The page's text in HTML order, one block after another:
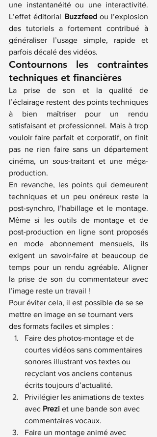
une instantanéité ou une interactivité.
L’effet éditorial Buzzfeed ou l’explosion
des tutoriels a fortement contribué à
généraliser l’usage simple, rapide et
parfois décalé des vidéos.
Contournons les contraintes
techniques et financières
La prise de son et la qualité de
l’éclairage restent des points techniques
à bien maîtriser pour un rendu
satisfaisant et professionnel. Mais à trop
vouloir faire parfait et corporatif, on finit
pas ne rien faire sans un département
cinéma, un sous-traitant et une méga-
production.
En revanche, les points qui demeurent
techniques et un peu onéreux reste la
post-synchro, l’habillage et le montage.
Même si les outils de montage et de
post-production en ligne sont proposés
en mode abonnement mensuels, ils
exigent un savoir-faire et beaucoup de
temps pour un rendu agréable. Aligner
la prise de son du commentateur avec
l’image reste un travail !
Pour éviter cela, il est possible de se se
mettre en image en se tournant vers
des formats faciles et simples :
Faire des photos-montage et de
courtes vidéos sans commentaires
sonores illustrant vos textes ou
recyclant vos anciens contenus
écrits toujours d’actualité.
Privilégier les animations de textes
avec Prezi et une bande son avec
commentaires vocaux.
Faire un montage animé avec